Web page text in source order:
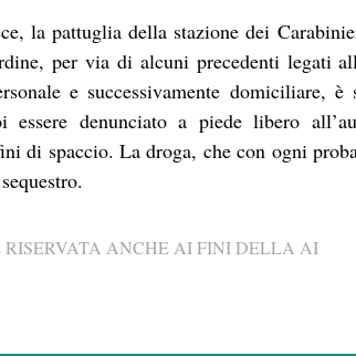
la pattuglia della stazione dei
per via di alcuni precedenti legati
e successivamente domiciliare,
essere denunciato a piede libero
di spaccio. La droga, che con ogni
RISERVATA ANCHE AI FINI DELLA AI